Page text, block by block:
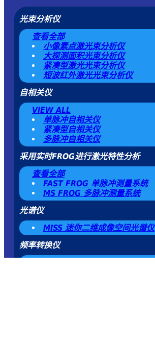
光束分析仪
查看全部
小像素点激光束分析仪
大探测面积光束分析仪
紧凑型激光光束分析仪
短波红外激光光束分析仪
自相关仪
VIEW ALL
单脉冲自相关仪
紧凑型自相关仪
多脉冲自相关仪
采用实时FROG进行激光特性分析
查看全部
FAST FROG 单脉冲测量系统
MS FROG 多脉冲测量系统
光谱仪
MISS 迷你二维成像空间光谱仪
频率转换仪